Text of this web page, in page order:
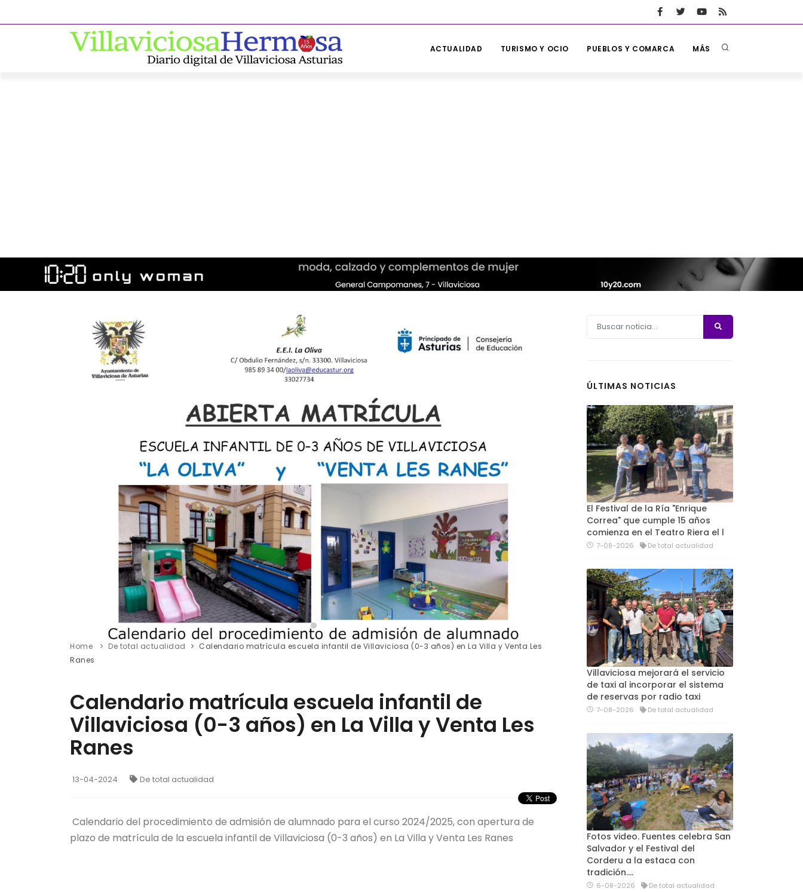
ACTUALIDAD TURISMO Y OCIO PUEBLOS Y COMARCA MÁS
Home De total actualidad
Calendario matrícula escuela infantil de Villaviciosa (0-3 años) en La Villa y Venta Les
Ranes
Calendario matrícula escuela infantil de
Villaviciosa (0-3 años) en La Villa y Venta Les
Ranes
13-04-2024 De total actualidad
Calendario del procedimiento de admisión de alumnado para el curso 2024/2025, con apertura de
plazo de matrícula de la escuela infantil de Villaviciosa (0-3 años) en La Villa y Venta Les Ranes
ÚLTIMAS NOTICIAS
El Festival de la Ría "Enrique
Correa" que cumple 15 años
comienza en el Teatro Riera el l
7-08-2026 De total actualidad
Villaviciosa mejorará el servicio
de taxi al incorporar el sistema
de reservas por radio taxi
7-08-2026 De total actualidad
Fotos video. Fuentes celebra San
Salvador y el Festival del
Corderu a la estaca con
tradición....
6-08-2026 De total actualidad